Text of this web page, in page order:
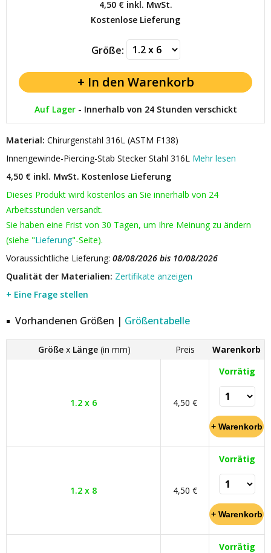
4,50 €inkl. MwSt.
Kostenlose Lieferung
Größe:
Auf Lager- Innerhalb von 24 Stunden verschickt
Material: Chirurgenstahl 316L (ASTM F138)
Innengewinde-Piercing-Stab Stecker Stahl 316L Mehr lesen
4,50 € inkl. MwSt. Kostenlose Lieferung
Dieses Produkt wird kostenlos an Sie innerhalb von 24
Arbeitsstunden versandt.
Sie haben eine Frist von 30 Tagen, um Ihre Meinung zu ändern
(siehe "Lieferung"-Seite).
Voraussichtliche Lieferung: 08/08/2026 bis 10/08/2026
Qualität der Materialien: Zertifikate anzeigen
+ Eine Frage stellen
Vorhandenen Größen | Größentabelle
Größex Länge(in mm) Preis Warenkorb
1.2 x 6 4,50 €
Vorrätig
1.2 x 8 4,50 €
Vorrätig
Vorrätig